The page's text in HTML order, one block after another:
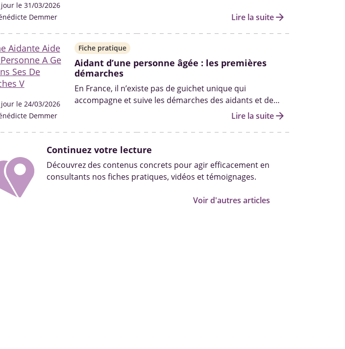
le 31/03/2026
Demmer
dédiés à l’écoute, l’aide et l'accompagnement des
Lire la suitearrow_forward
le 24/03/2026
Demmer
Fiche pratique
Aidant d’une personne âgée : les premières
démarches
En France, il n’existe pas de guichet unique qui
accompagne et suive les démarches des aidants et de
leurs proches tout au long de leurs parcours. Il n’existe
Lire la suitearrow_forward
Continuez votre lecture
Découvrez des contenus concrets pour agir efficacement en
consultants nos fiches pratiques, vidéos et témoignages.
Voir d'autres articles